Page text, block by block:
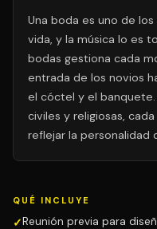
Una boda es uno de
vida, y la música lo es
bodas gestiona cada
entrada de los novios
el cóctel y el
civiles y religiosas,
reflejar la personalidad
QUÉ INCLUYE
Reunión previa para